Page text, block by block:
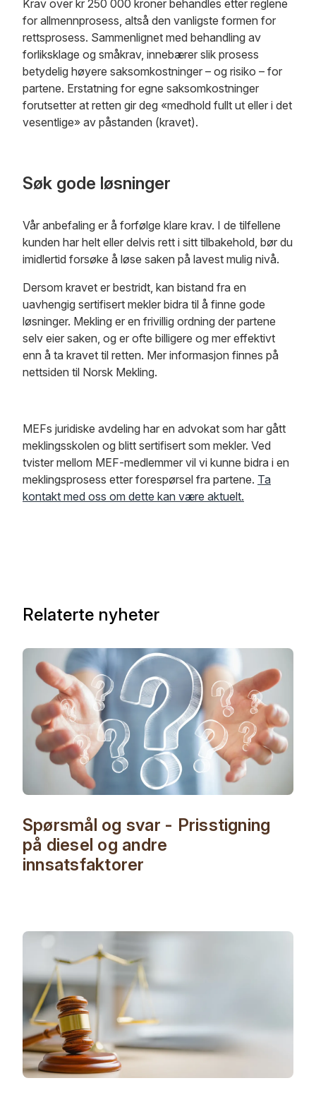
Krav over kr 250 000 kroner behandles etter reglene
for allmennprosess, altså den vanligste formen for
rettsprosess. Sammenlignet med behandling av
forliksklage og småkrav, innebærer slik prosess
betydelig høyere saksomkostninger – og risiko – for
partene. Erstatning for egne saksomkostninger
forutsetter at retten gir deg «medhold fullt ut eller i det
vesentlige» av påstanden (kravet).
Søk gode løsninger
Vår anbefaling er å forfølge klare krav. I de tilfellene
kunden har helt eller delvis rett i sitt tilbakehold, bør du
imidlertid forsøke å løse saken på lavest mulig nivå.
Dersom kravet er bestridt, kan bistand fra en
uavhengig sertifisert mekler bidra til å finne gode
løsninger. Mekling er en frivillig ordning der partene
selv eier saken, og er ofte billigere og mer effektivt
enn å ta kravet til retten. Mer informasjon finnes på
nettsiden til Norsk Mekling.
MEFs juridiske avdeling har en advokat som har gått
meklingsskolen og blitt sertifisert som mekler. Ved
tvister mellom MEF-medlemmer vil vi kunne bidra i en
meklingsprosess etter forespørsel fra partene. Ta
kontakt med oss om dette kan være aktuelt.
Relaterte nyheter
Spørsmål og svar - Prisstigning
på diesel og andre
innsatsfaktorer